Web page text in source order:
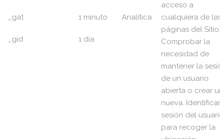
_gat
_gid
1 minuto
1 día
Analítica
acceso a
cualquiera de
páginas del Sitio.
Comprobar la
necesidad de
mantener la
de un usuario
abierta o crear
nueva.
sesión del
para recoger la